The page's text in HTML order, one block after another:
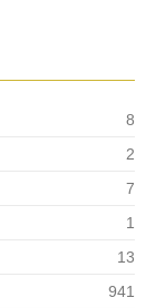
8
2
7
1
13
941